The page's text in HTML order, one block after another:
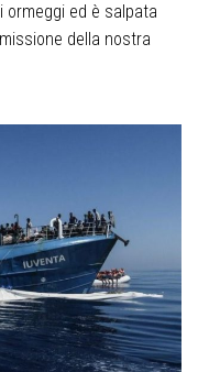
ormeggi ed è salpata
della nostra